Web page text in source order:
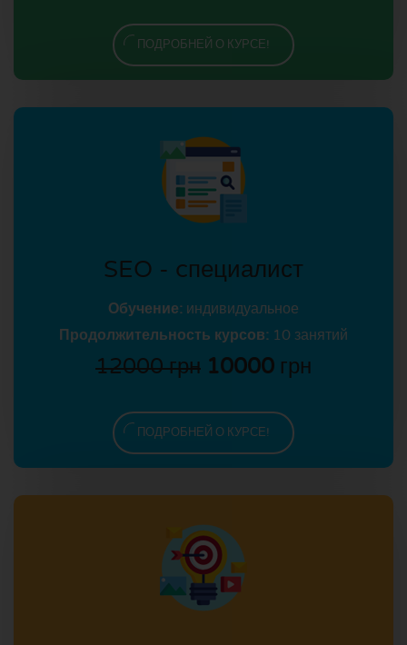
ПОДРОБНЕЙ О КУРСЕ!
SEO - cпециалист
Обучение: индивидуальное
Продолжительность курсов: 10 занятий
12000 грн 10000 грн
ПОДРОБНЕЙ О КУРСЕ!